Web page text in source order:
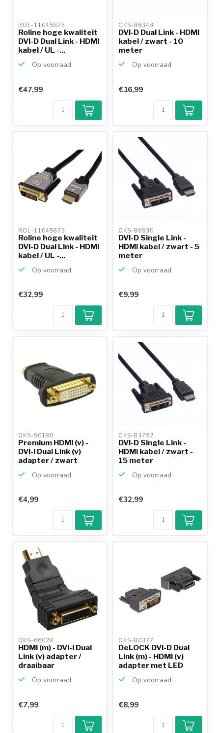
ROL-11045875
Roline hoge kwaliteit
DVI-D Dual Link - HDMI
kabel / UL -...
Op voorraad
€47,99
OKS-86348
DVI-D Dual Link - HDMI
kabel / zwart - 10
meter
Op voorraad
€16,99
ROL-11045873
Roline hoge kwaliteit
DVI-D Dual Link - HDMI
kabel / UL -...
Op voorraad
€32,99
OKS-86930
DVI-D Single Link -
HDMI kabel / zwart - 5
meter
Op voorraad
€9,99
OKS-90180
Premium HDMI (v) -
DVI-I Dual Link (v)
adapter / zwart
Op voorraad
€4,99
OKS-83792
DVI-D Single Link -
HDMI kabel / zwart -
15 meter
Op voorraad
Klantenbeoordeling
9,2/10
Achteraf
betalen mogelijk
€32,99
OKS-66028
HDMI (m) - DVI-I Dual
Link (v) adapter /
draaibaar
Op voorraad
€7,99
OKS-80377
DeLOCK DVI-D Dual
Link (m) - HDMI (v)
adapter met LED
Op voorraad
€8,99